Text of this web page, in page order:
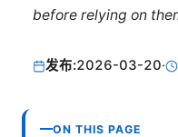
before relying on
发布:2026-03-20·
ON THIS PAGE